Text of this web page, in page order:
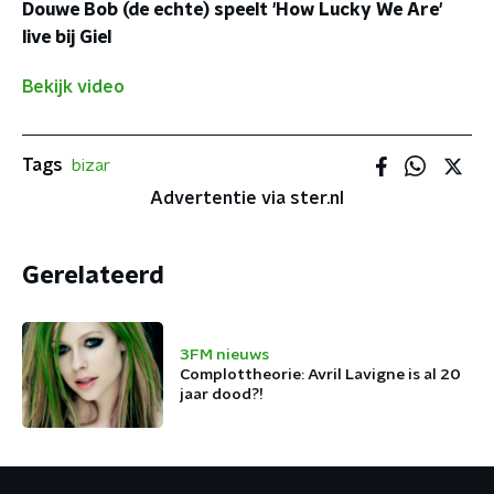
Douwe Bob (de echte) speelt 'How Lucky We Are'
live bij Giel
Bekijk video
Tags
bizar
Advertentie via ster.nl
Gerelateerd
3FM nieuws
Complottheorie: Avril Lavigne is al 20
jaar dood?!